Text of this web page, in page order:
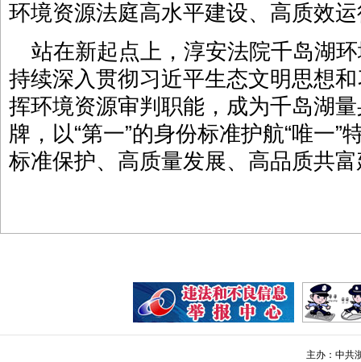
环境资源法庭高水平建设、高质效
站在新起点上，淳安法院千岛湖
持续深入贯彻习近平生态文明思想
挥环境资源审判职能，成为千岛湖
牌，以“第一”的身份标准护航“唯一
标准保护、高质量发展、高品质共
主办：中共